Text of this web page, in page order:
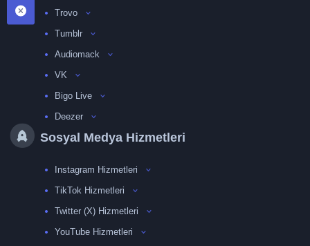
Trovo
Tumblr
Audiomack
VK
Bigo Live
Deezer
Sosyal Medya Hizmetleri
Instagram Hizmetleri
TikTok Hizmetleri
Twitter (X) Hizmetleri
YouTube Hizmetleri